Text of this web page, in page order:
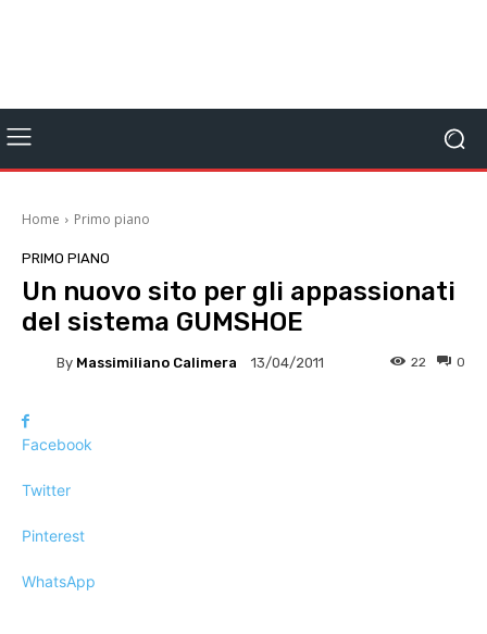
Home Primo piano
PRIMO PIANO
Un nuovo sito per gli appassionati
del sistema GUMSHOE
By Massimiliano Calimera 13/04/2011 0
22
Facebook
Twitter
Pinterest
WhatsApp